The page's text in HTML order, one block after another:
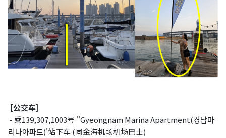
[公交车]
- 乘139,307,1003号 ''Gyeongnam Marina Apartment(경남마
리나아파트)'站下车 (同金海机场机场巴士)